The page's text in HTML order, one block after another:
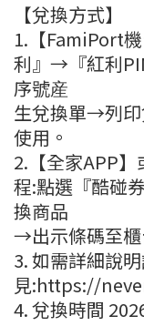
【兌換方式】
1.【FamiPort
利』→『紅利
序號産
生兌換單→列印
使用。
2.【全家APP
程:點選『酷碰
換商品
→出示條碼至櫃
3. 如需詳細說
見:https://
4. 兌換時間